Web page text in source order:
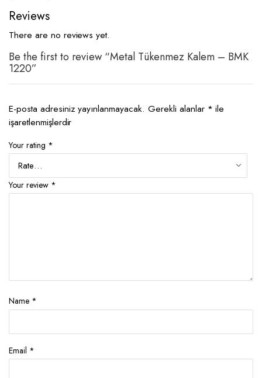
Reviews
There are no reviews yet.
Be the first to review “Metal Tükenmez Kalem – BMK
1220”
E-posta adresiniz yayınlanmayacak. Gerekli alanlar * ile
işaretlenmişlerdir
Your rating *
Your review *
Name *
Email *